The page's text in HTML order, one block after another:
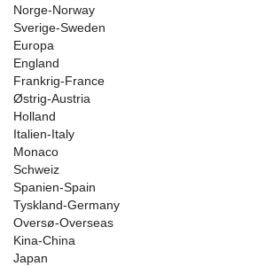
Norge-Norway
Sverige-Sweden
Europa
England
Frankrig-France
Østrig-Austria
Holland
Italien-Italy
Monaco
Schweiz
Spanien-Spain
Tyskland-Germany
Oversø-Overseas
Kina-China
Japan